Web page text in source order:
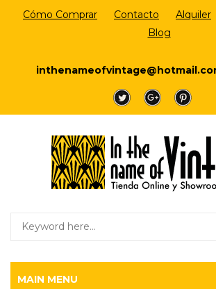
Cómo Comprar Contacto Alquiler
Blog
a
a a
MAIN MENU